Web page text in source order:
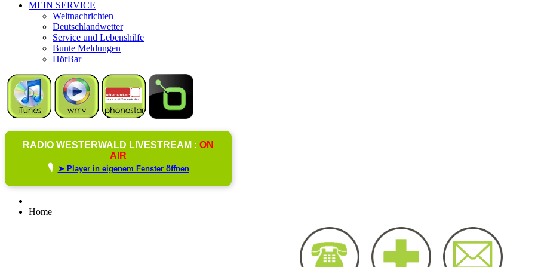
MEIN SERVICE
Weltnachrichten
Deutschlandwetter
Service und Lebenshilfe
Bunte Meldungen
HörBar
RADIO WESTERWALD LIVESTREAM : ON
AIR
🎙️ ➤ Player in eigenem Fenster öffnen
Home